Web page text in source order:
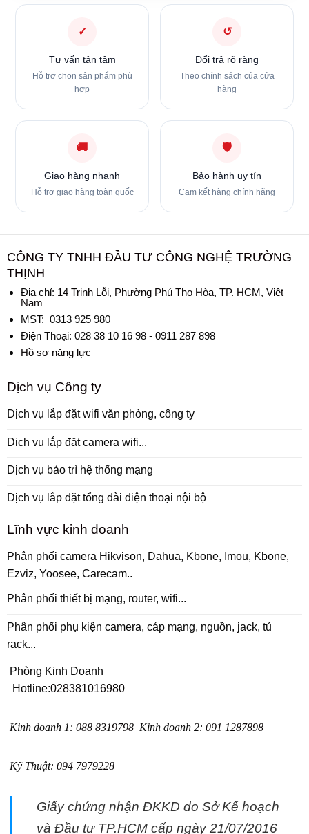
✓
Tư vấn tận tâm
Hỗ trợ chọn sản phẩm phù
hợp
↺
Đổi trả rõ ràng
Theo chính sách của cửa
hàng
🚚
Giao hàng nhanh
Hỗ trợ giao hàng toàn quốc
🛡
Bảo hành uy tín
Cam kết hàng chính hãng
CÔNG TY TNHH ĐẦU TƯ CÔNG NGHỆ TRƯỜNG
THỊNH
Địa chỉ: 14 Trịnh Lỗi, Phường Phú Thọ Hòa, TP. HCM, Việt
Nam
MST: 0313 925 980
Điện Thoại: 028 38 10 16 98 - 0911 287 898
Hồ sơ năng lực
Dịch vụ Công ty
Dịch vụ lắp đặt wifi văn phòng, công ty
Dịch vụ lắp đặt camera wifi...
Dịch vụ bảo trì hệ thống mạng
Dịch vụ lắp đặt tổng đài điện thoại nội bộ
Lĩnh vực kinh doanh
Phân phối camera Hikvison, Dahua, Kbone, Imou, Kbone,
Ezviz, Yoosee, Carecam..
Phân phối thiết bị mạng, router, wifi...
Phân phối phụ kiện camera, cáp mạng, nguồn, jack, tủ
rack...
Phòng Kinh Doanh
Hotline:028381016980
Kinh doanh 1: 088 8319798 Kinh doanh 2: 091 1287898
Kỹ Thuật: 094 7979228
Giấy chứng nhận ĐKKD do Sở Kế hoạch
và Đầu tư TP.HCM cấp ngày 21/07/2016